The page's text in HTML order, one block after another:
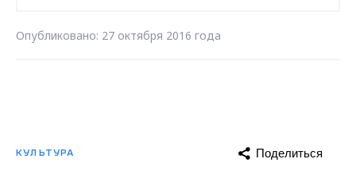
Опубликовано: 27 октября 2016 года
КУЛЬТУРА Поделиться